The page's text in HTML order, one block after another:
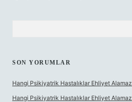
SON YORUMLAR
Hangi Psikiyatrik Hastalıklar Ehliyet Alamaz
Hangi Psikiyatrik Hastalıklar Ehliyet Alamaz